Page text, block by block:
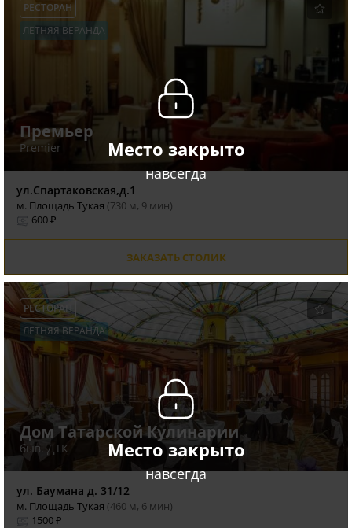
Место закрыто
навсегда
РЕСТОРАН
ЛЕТНЯЯ ВЕРАНДА
Премьер
Premier
ул.Спартаковская,д.1
м. Площадь Тукая (730 м, 9 мин)
600 ₽
ЗАКАЗАТЬ СТОЛИК
Место закрыто
навсегда
РЕСТОРАН
ЛЕТНЯЯ ВЕРАНДА
Дом Татарской Кулинарии
быв. ДТК
ул. Баумана д. 31/12
м. Площадь Тукая (460 м, 6 мин)
1500 ₽